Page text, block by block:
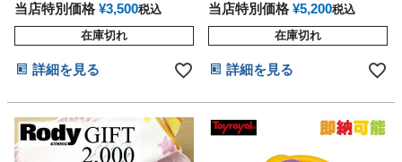
当店特別価格 ¥3,500税込
在庫切れ
詳細を見る
当店特別価格 ¥5,200税込
在庫切れ
詳細を見る